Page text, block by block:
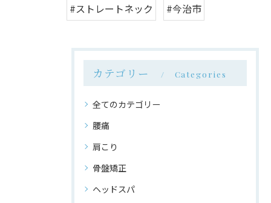
#ストレートネック
#今治市
カテゴリー Categories
全てのカテゴリー
腰痛
肩こり
骨盤矯正
ヘッドスパ